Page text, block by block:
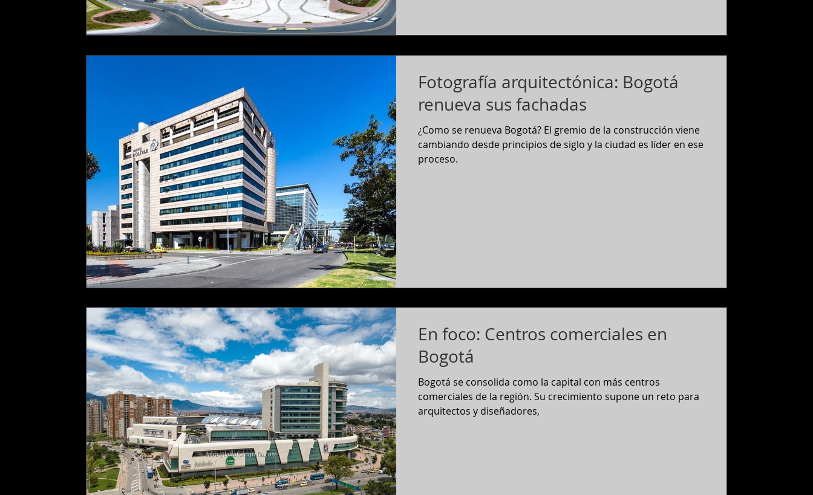
Fotografía arquitectónica: Bogotá
renueva sus fachadas
¿Como se renueva Bogotá? El gremio de la construcción viene
cambiando desde principios de siglo y la ciudad es líder en ese
proceso.
En foco: Centros comerciales en
Bogotá
Bogotá se consolida como la capital con más centros
comerciales de la región. Su crecimiento supone un reto para
arquitectos y diseñadores,